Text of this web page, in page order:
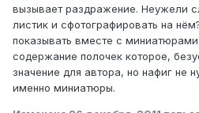
вызывает раздражение. Неужели
листик и сфотографировать на
показывать вместе с
содержание полочек которое,
значение для автора, но нафиг не
именно миниатюры.